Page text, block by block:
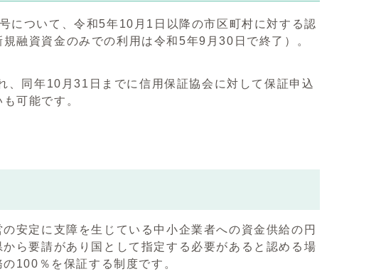
について、令和5年10月1日以降の市区町村に対する認
融資資金のみでの利用は令和5年9月30日で終了）。
同年10月31日までに信用保証協会に対して保証申込
可能です。
安定に支障を生じている中小企業者への資金供給の円
ら要請があり国として指定する必要があると認める場
100％を保証する制度です。